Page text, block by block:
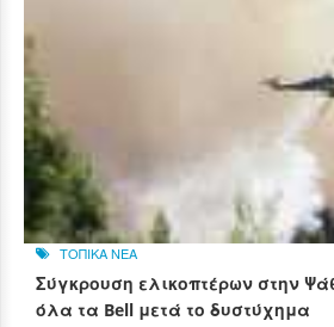
ΤΟΠΙΚΑ ΝΕΑ
Σύγκρουση ελικοπτέρων στην
όλα τα Bell μετά το δυστύχημα